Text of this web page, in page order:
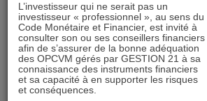
L’investisseur qui ne serait pas un
investisseur « professionnel », au sens du
Code Monétaire et Financier, est invité à
consulter son ou ses conseillers financiers
afin de s’assurer de la bonne adéquation
des OPCVM gérés par GESTION 21 à sa
connaissance des instruments financiers
et sa capacité à en supporter les risques
et conséquences.